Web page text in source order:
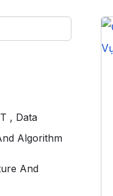
, Data
Algorithm
And